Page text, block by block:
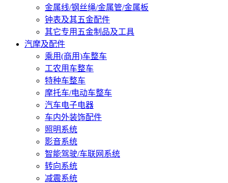
金属线/钢丝绳/金属管/金属板
钟表及其五金配件
其它专用五金制品及工具
汽摩及配件
乘用(商用)车整车
工农用车整车
特种车整车
摩托车/电动车整车
汽车电子电器
车内外装饰配件
照明系统
影音系统
智能驾驶/车联网系统
转向系统
减震系统